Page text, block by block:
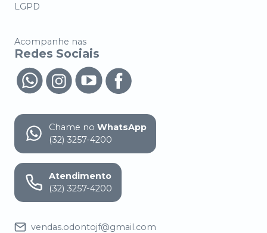
LGPD
Acompanhe nas
Redes Sociais
Chame no WhatsApp
(32) 3257-4200
Atendimento
(32) 3257-4200
vendas.odontojf@gmail.com